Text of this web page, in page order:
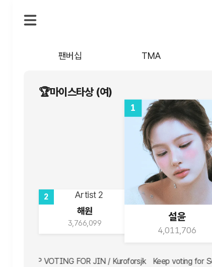
팬버십 TMA
🏆마이스타상 (여)
2
해원
3,766,099
1
설윤
4,011,706
/ Kuroforsjk Keep voting for Seokjin! / Shiro_7 이찬원/ 반물
임영웅 빛나는 당신을 응원